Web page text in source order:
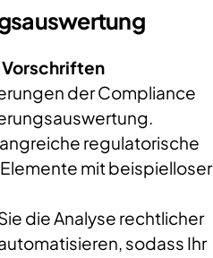
Vorschriften
der Compliance
regulatorische
mit beispielloser
die Analyse rechtlicher
sodass Ihr